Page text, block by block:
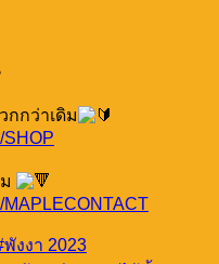
กกว่าเดิม
SHOP
MAPLECONTACT
งงา 2023